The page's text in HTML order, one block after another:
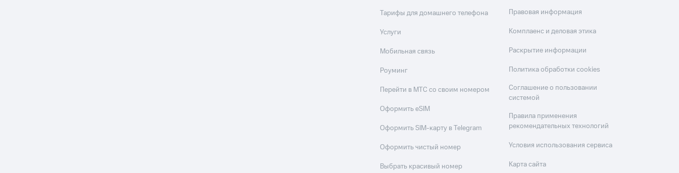
Тарифы для домашнего телефона
Услуги
Мобильная связь
Роуминг
Перейти в МТС со своим номером
Оформить eSIM
Оформить SIM-карту в Telegram
Оформить чистый номер
Выбрать красивый номер
Правовая информация
Комплаенс и деловая этика
Раскрытие информации
Политика обработки cookies
Соглашение о пользовании
системой
Правила применения
рекомендательных технологий
Условия использования сервиса
Карта сайта